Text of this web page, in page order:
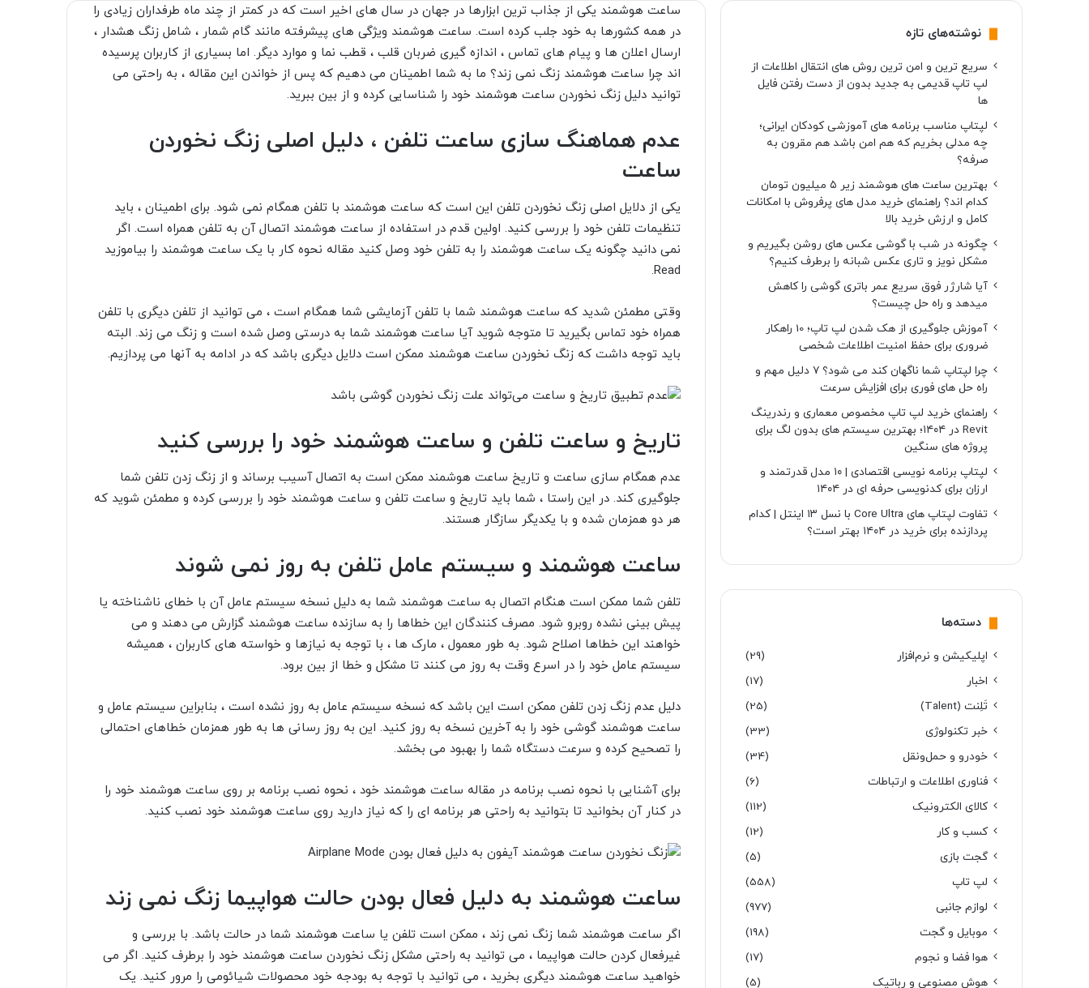
ساعت هوشمند یکی از جذاب ترین ابزارها در جهان در سال های اخیر است که در کمتر از چند ماه طرفداران زیادی را
در همه کشورها به خود جلب کرده است. ساعت هوشمند ویژگی های پیشرفته مانند گام شمار ، شامل زنگ هشدار ،
ارسال اعلان ها و پیام های تماس ، اندازه گیری ضربان قلب ، قطب نما و موارد دیگر. اما بسیاری از کاربران پرسیده
اند چرا ساعت هوشمند زنگ نمی زند؟ ما به شما اطمینان می دهیم که پس از خواندن این مقاله ، به راحتی می
توانید دلیل زنگ نخوردن ساعت هوشمند خود را شناسایی کرده و از بین ببرید.
عدم هماهنگ سازی ساعت تلفن ، دلیل اصلی زنگ نخوردن
ساعت
یکی از دلایل اصلی زنگ نخوردن تلفن این است که ساعت هوشمند با تلفن همگام نمی شود. برای اطمینان ، باید
تنظیمات تلفن خود را بررسی کنید. اولین قدم در استفاده از ساعت هوشمند اتصال آن به تلفن همراه است. اگر
نمی دانید چگونه یک ساعت هوشمند را به تلفن خود وصل کنید مقاله نحوه کار با یک ساعت هوشمند را بیاموزید
Read.
وقتی مطمئن شدید که ساعت هوشمند شما با تلفن آزمایشی شما همگام است ، می توانید از تلفن دیگری با تلفن
همراه خود تماس بگیرید تا متوجه شوید آیا ساعت هوشمند شما به درستی وصل شده است و زنگ می زند. البته
باید توجه داشت که زنگ نخوردن ساعت هوشمند ممکن است دلایل دیگری باشد که در ادامه به آنها می پردازیم.
تاریخ و ساعت تلفن و ساعت هوشمند خود را بررسی کنید
عدم همگام سازی ساعت و تاریخ ساعت هوشمند ممکن است به اتصال آسیب برساند و از زنگ زدن تلفن شما
جلوگیری کند. در این راستا ، شما باید تاریخ و ساعت تلفن و ساعت هوشمند خود را بررسی کرده و مطمئن شوید که
هر دو همزمان شده و با یکدیگر سازگار هستند.
ساعت هوشمند و سیستم عامل تلفن به روز نمی شوند
تلفن شما ممکن است هنگام اتصال به ساعت هوشمند شما به دلیل نسخه سیستم عامل آن با خطای ناشناخته یا
پیش بینی نشده روبرو شود. مصرف کنندگان این خطاها را به سازنده ساعت هوشمند گزارش می دهند و می
خواهند این خطاها اصلاح شود. به طور معمول ، مارک ها ، با توجه به نیازها و خواسته های کاربران ، همیشه
سیستم عامل خود را در اسرع وقت به روز می کنند تا مشکل و خطا از بین برود.
دلیل عدم زنگ زدن تلفن ممکن است این باشد که نسخه سیستم عامل به روز نشده است ، بنابراین سیستم عامل و
ساعت هوشمند گوشی خود را به آخرین نسخه به روز کنید. این به روز رسانی ها به طور همزمان خطاهای احتمالی
را تصحیح کرده و سرعت دستگاه شما را بهبود می بخشد.
برای آشنایی با نحوه نصب برنامه در مقاله ساعت هوشمند خود ، نحوه نصب برنامه بر روی ساعت هوشمند خود را
در کنار آن بخوانید تا بتوانید به راحتی هر برنامه ای را که نیاز دارید روی ساعت هوشمند خود نصب کنید.
ساعت هوشمند به دلیل فعال بودن حالت هواپیما زنگ نمی زند
اگر ساعت هوشمند شما زنگ نمی زند ، ممکن است تلفن یا ساعت هوشمند شما در حالت باشد. با بررسی و
غیرفعال کردن حالت هواپیما، می توانید به راحتی مشکل زنگ نخوردن ساعت هوشمند خود را برطرف کنید. اگر می
خواهید ساعت هوشمند دیگری بخرید ، می توانید با توجه به بودجه خود محصولات شیائومی را مرور کنید. یک
نوشته‌های تازه
سریع ترین و امن ترین روش های انتقال اطلاعات از
لپ تاپ قدیمی به جدید بدون از دست رفتن فایل
ها
لپتاپ مناسب برنامه های آموزشی کودکان ایرانی؛
چه مدلی بخریم که هم امن باشد هم مقرون به
صرفه؟
بهترین ساعت های هوشمند زیر ۵ میلیون تومان
کدام اند؟ راهنمای خرید مدل های پرفروش با امکانات
کامل و ارزش خرید بالا
چگونه در شب با گوشی عکس های روشن بگیریم و
مشکل نویز و تاری عکس شبانه را برطرف کنیم؟
آیا شارژر فوق سریع عمر باتری گوشی را کاهش
میدهد و راه حل چیست؟
آموزش جلوگیری از هک شدن لپ تاپ؛ 10 راهکار
ضروری برای حفظ امنیت اطلاعات شخصی
چرا لپتاپ شما ناگهان کند می شود؟ ۷ دلیل مهم و
راه حل های فوری برای افزایش سرعت
راهنمای خرید لپ تاپ مخصوص معماری و رندرینگ
Revit در ۱۴۰۴؛ بهترین سیستم های بدون لگ برای
پروژه های سنگین
لپتاپ برنامه نویسی اقتصادی | ۱۰ مدل قدرتمند و
ارزان برای کدنویسی حرفه ای در ۱۴۰۴
تفاوت لپتاپ های Core Ultra با نسل ۱۳ اینتل | کدام
پردازنده برای خرید در ۱۴۰۴ بهتر است؟
دسته‌ها
اپلیکیشن و نرم‌افزار
(29)
اخبار
(17)
تَلِنت (Talent)
(25)
خبر تکنولوژی
(33)
خودرو و حمل‌و‌نقل
(34)
فناوری اطلاعات و ارتباطات
(6)
کالای الکترونیک
(112)
کسب و کار
(12)
گجت بازی
(5)
لپ تاپ
(558)
لوازم جانبی
(977)
موبایل و گجت
(198)
هوا فضا و نجوم
(17)
هوش مصنوعی و رباتیک
(5)